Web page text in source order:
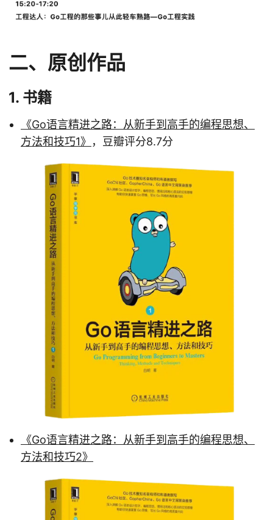
二、原创作品
1. 书籍
《Go语言精进之路：从新手到高手的编程思想、
方法和技巧1》 ，豆瓣评分8.7分
《Go语言精进之路：从新手到高手的编程思想、
方法和技巧2》